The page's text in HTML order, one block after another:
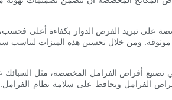
على تبريد القرص الدوار بكفاءة أعلى
ومن خلال تحسين هذه الميزات لتناسب
تصنيع أقراص الفرامل المخصصة، مثل السبائك
الفرامل ويحافظ على سلامة نظام الفرامل.